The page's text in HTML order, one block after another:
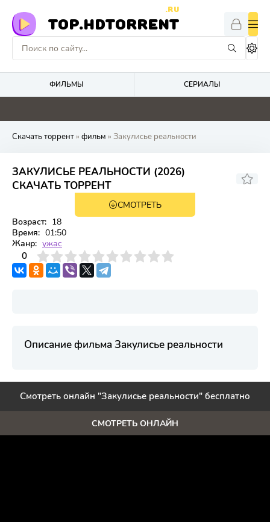
TOP.HDTORRENT
.RU
ФИЛЬМЫ СЕРИАЛЫ
4.7 0 0 0
Скачать торрент» фильм » Закулисье реальности
ЗАКУЛИСЬЕ РЕАЛЬНОСТИ (2026)
СКАЧАТЬ ТОРРЕНТ
СМОТРЕТЬ
Возраст: 18
Время: 01:50
Жанр: ужас
0
4 6 7 8 9 10
Описание фильма Закулисье реальности
Смотреть онлайн "Закулисье реальности" бесплатно
СМОТРЕТЬ ОНЛАЙН